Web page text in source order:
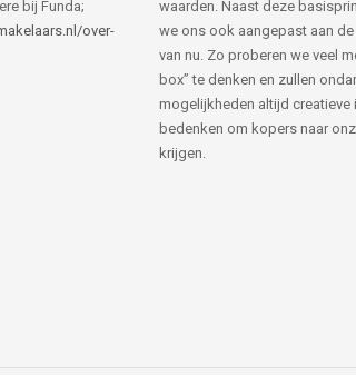
bij Funda;
over-
waarden. Naast deze
we ons ook aangepast aan
van nu. Zo proberen we veel
box” te denken en zullen
mogelijkheden altijd creatieve
bedenken om kopers naar
krijgen.